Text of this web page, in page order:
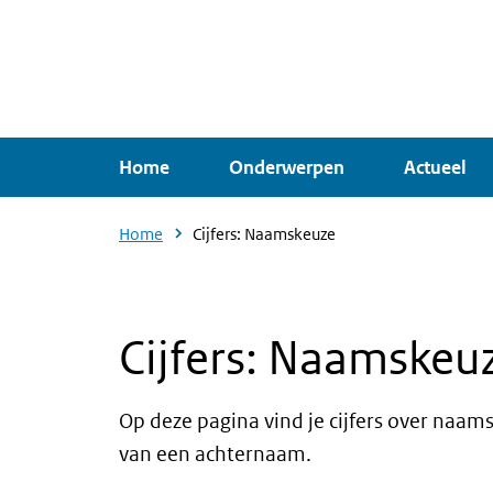
de
gaan
Home Onderwerpen Actueel
Home Cijfers: Naamskeuze
Cijfers:
Op deze pagina vind je cijfers over
van een achternaam.